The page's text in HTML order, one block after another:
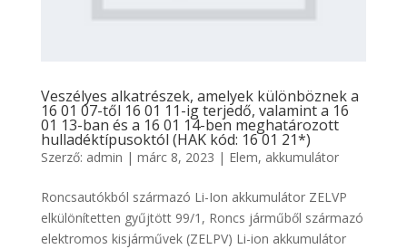
Veszélyes alkatrészek, amelyek különböznek a
16 01 07-től 16 01 11-ig terjedő, valamint a 16
01 13-ban és a 16 01 14-ben meghatározott
hulladéktípusoktól (HAK kód: 16 01 21*)
Szerző: admin | márc 8, 2023 | Elem, akkumulátor
Roncsautókból származó Li-Ion akkumulátor ZELVP
elkülönítetten gyűjtött 99/1, Roncs járműből származó
elektromos kisjárművek (ZELPV) Li-ion akkumulátor